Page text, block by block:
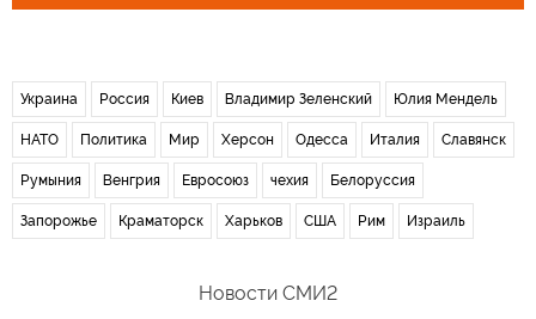
Украина Россия Киев Владимир Зеленский Юлия Мендель
НАТО Политика Мир Херсон Одесса Италия Славянск
Румыния Венгрия Евросоюз чехия Белоруссия
Запорожье Краматорск Харьков США Рим Израиль
Новости СМИ2